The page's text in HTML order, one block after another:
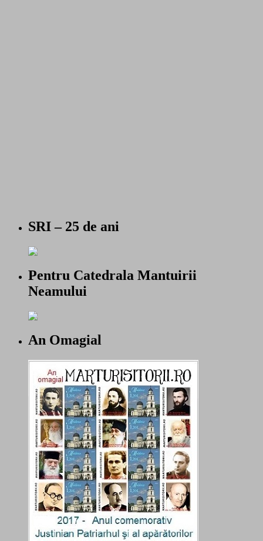
SRI – 25 de ani
Pentru Catedrala Mantuirii
Neamului
An Omagial